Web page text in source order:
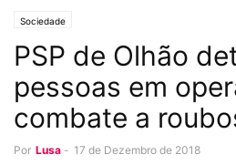
Sociedade
PSP de Olhão
pessoas em
combate a
Por Lusa - 17 de Dezembro de 2018